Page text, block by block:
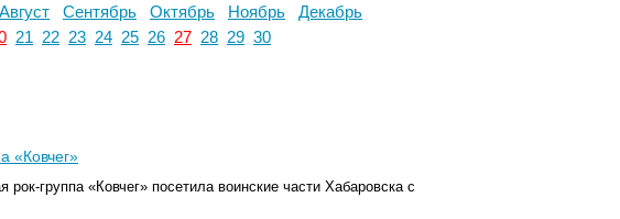
Август Сентябрь Октябрь Ноябрь
Декабрь
21 22 23 24 25 26 27 28 29 30
«Ковчег»
рок-группа «Ковчег» посетила воинские части Хабаровска с